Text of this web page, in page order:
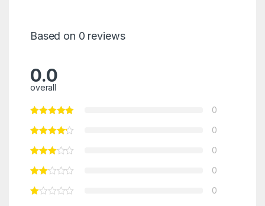
Based on 0 reviews
0.0
overall
0
0
0
0
0